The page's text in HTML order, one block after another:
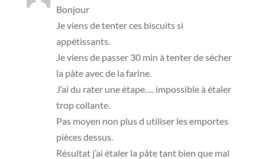
Bonjour
Je viens de tenter ces biscuits si
appétissants.
Je viens de passer 30 min à tenter de sécher
la pâte avec de la farine.
J’ai du rater une étape…. impossible à étaler
trop collante.
Pas moyen non plus d utiliser les emportes
pièces dessus.
Résultat j’ai étaler la pâte tant bien que mal